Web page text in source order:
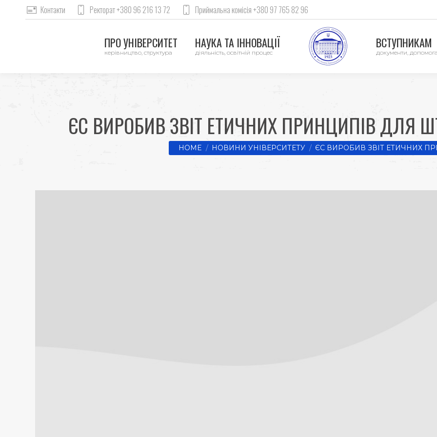
Контакти Ректорат +380 96 216 13 72 Приймальна комісія +380 97 765 82 96
ПРО УНІВЕРСИТЕТ
керівництво, структура
НАУКА ТА ІННОВАЦІЇ
діяльність, освітній процес
ВСТУПНИКАМ
документи,
ЄС ВИРОБИВ ЗВІТ ЕТИЧНИХ ПРИНЦИПІВ ДЛЯ
You are here:
HOME НОВИНИ УНІВЕРСИТЕТУ ЄС ВИРОБИВ ЗВІТ ЕТИЧНИХ